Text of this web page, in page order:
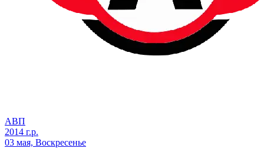
АВП
2014 г.р.
03 мая, Воскресенье